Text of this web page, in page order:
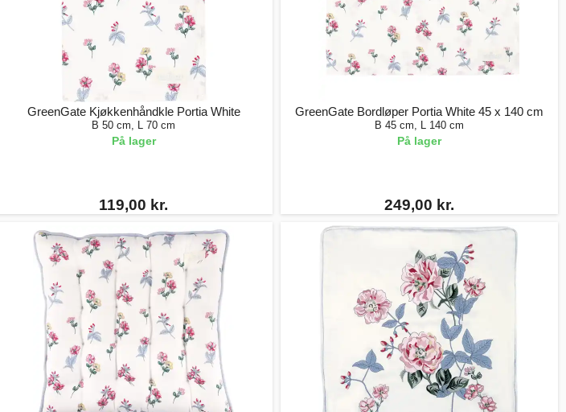
GreenGate Kjøkkenhåndkle Portia White
B 50 cm, L 70 cm
På lager
119,00 kr.
GreenGate Bordløper Portia White 45 x 140 cm
B 45 cm, L 140 cm
På lager
249,00 kr.